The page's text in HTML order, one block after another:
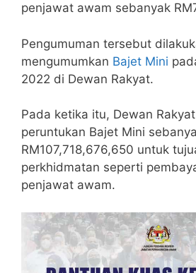
penjawat awam sebanyak
Pengumuman tersebut
mengumumkan Bajet Mini
2022 di Dewan Rakyat.
Pada ketika itu, Dewan
peruntukan Bajet Mini
RM107,718,676,650 untuk
perkhidmatan seperti
penjawat awam.